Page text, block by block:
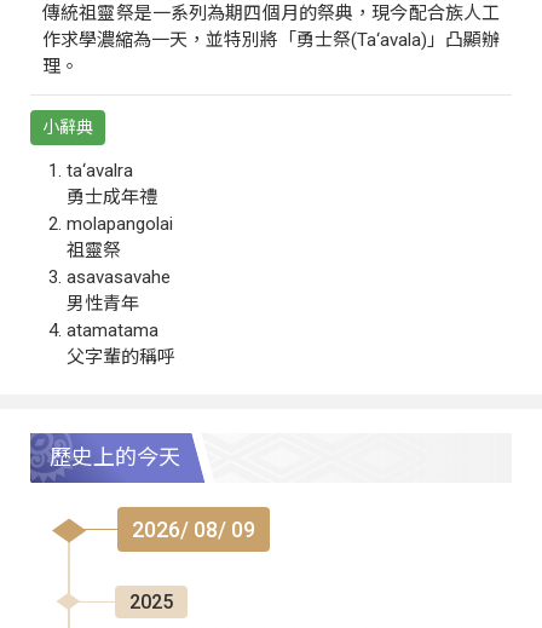
傳統祖靈祭是一系列為期四個月的祭典，現今配合族人工
作求學濃縮為一天，並特別將「勇士祭(Ta‘avala)」凸顯辦
理。
小辭典
ta‘avalra
勇士成年禮
molapangolai
祖靈祭
asavasavahe
男性青年
atamatama
父字輩的稱呼
歷史上的今天
2026/ 08/ 09
2025